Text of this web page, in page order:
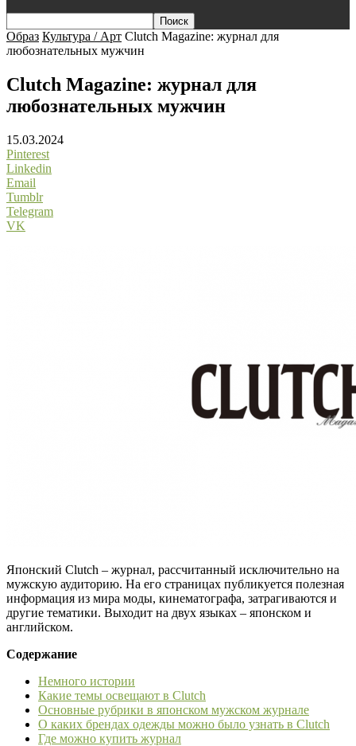
Образ Культура / Арт Clutch Magazine: журнал для
любознательных мужчин
Clutch Magazine: журнал для
любознательных мужчин
15.03.2024
Pinterest
Linkedin
Email
Tumblr
Telegram
VK
Японский Clutch – журнал, рассчитанный исключительно на
мужскую аудиторию. На его страницах публикуется полезная
информация из мира моды, кинематографа, затрагиваются и
другие тематики. Выходит на двух языках – японском и
английском.
Содержание
Немного истории
Какие темы освещают в Clutch
Основные рубрики в японском мужском журнале
О каких брендах одежды можно было узнать в Clutch
Где можно купить журнал